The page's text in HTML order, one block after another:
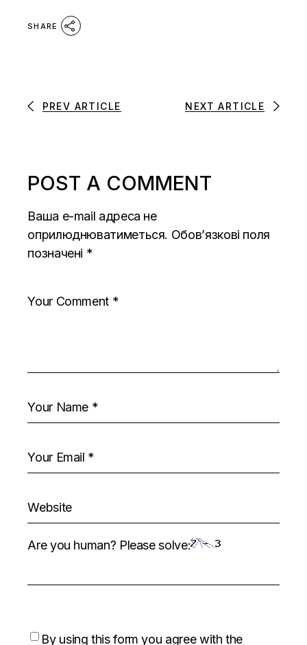
SHARE
PREV ARTICLE NEXT ARTICLE
POST A COMMENT
Ваша e-mail адреса не
оприлюднюватиметься. Обов’язкові поля
позначені *
Are you human? Please solve:
By using this form you agree with the